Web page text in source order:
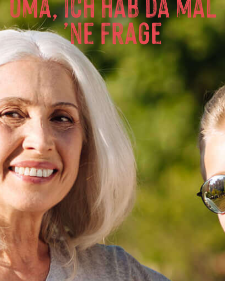
oma, ich hab da mal
’ne frage